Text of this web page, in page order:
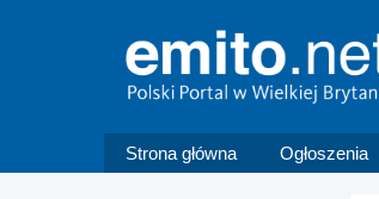
Strona główna Ogłoszenia